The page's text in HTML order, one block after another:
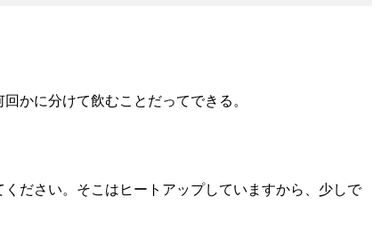
かに分けて飲むことだってできる。
ださい。そこはヒートアップしていますから、少しで